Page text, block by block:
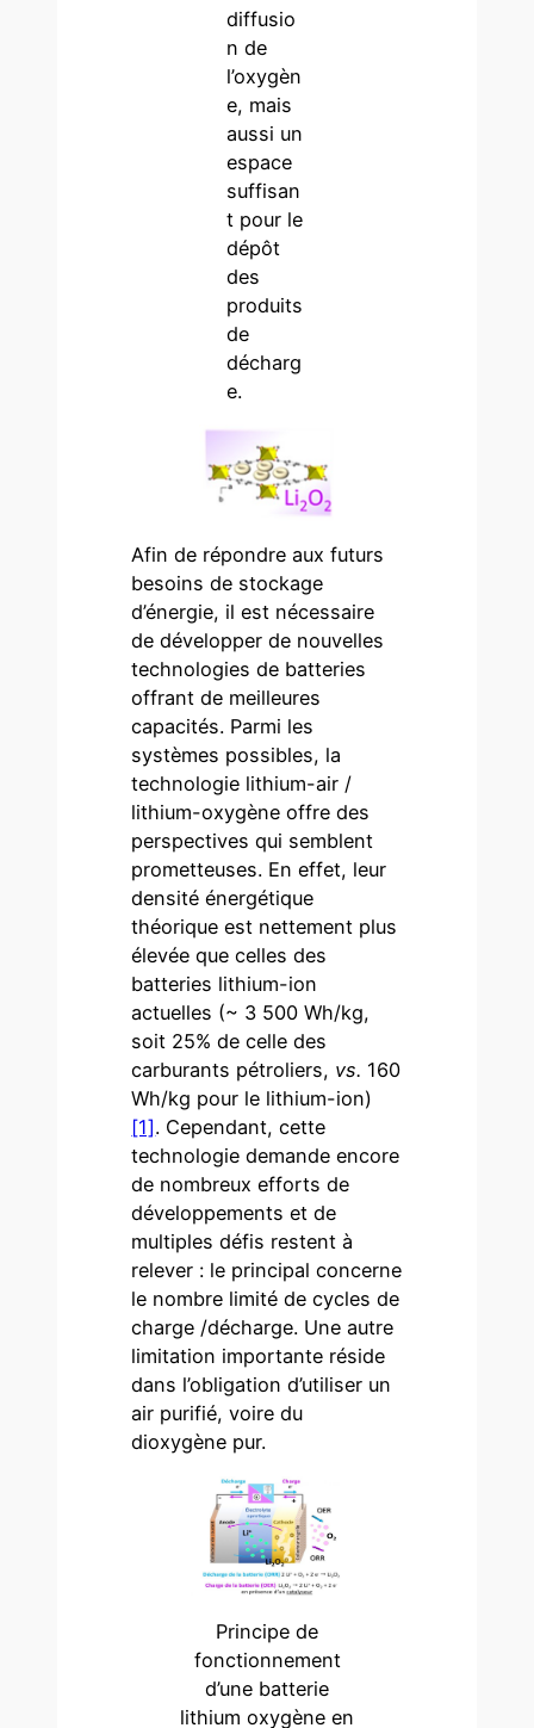
diffusio
n de
l’oxygèn
e, mais
aussi un
espace
suffisan
t pour le
dépôt
des
produits
de
décharg
e.
Afin de répondre aux futurs
besoins de stockage
d’énergie, il est nécessaire
de développer de nouvelles
technologies de batteries
offrant de meilleures
capacités. Parmi les
systèmes possibles, la
technologie lithium-air /
lithium-oxygène offre des
perspectives qui semblent
prometteuses. En effet, leur
densité énergétique
théorique est nettement plus
élevée que celles des
batteries lithium-ion
actuelles (~ 3 500 Wh/kg,
soit 25% de celle des
carburants pétroliers, vs. 160
Wh/kg pour le lithium-ion)
[1]. Cependant, cette
technologie demande encore
de nombreux efforts de
développements et de
multiples défis restent à
relever : le principal concerne
le nombre limité de cycles de
charge /décharge. Une autre
limitation importante réside
dans l’obligation d’utiliser un
air purifié, voire du
dioxygène pur.
Principe de
fonctionnement
d’une batterie
lithium oxygène en